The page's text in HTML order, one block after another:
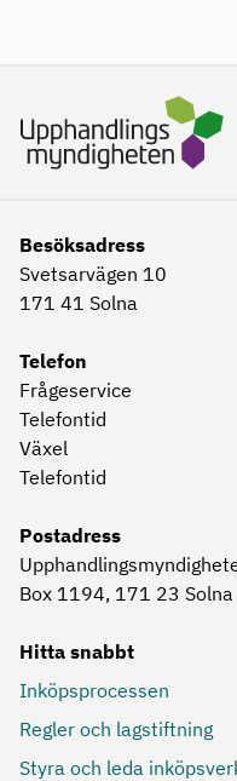
Besöksadress
Svetsarvägen 10
171 41 Solna
Telefon
Frågeservice
Telefontid
Växel
Telefontid
Postadress
Box 1194, 171 23 Solna
Hitta snabbt
Inköpsprocessen
Regler och lagstiftning
Styra och leda